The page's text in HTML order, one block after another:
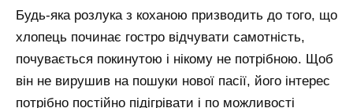
Будь-яка розлука з коханою призводить до того, що
хлопець починає гостро відчувати самотність,
почувається покинутою і нікому не потрібною. Щоб
він не вирушив на пошуки нової пасії, його інтерес
потрібно постійно підігрівати і по можливості